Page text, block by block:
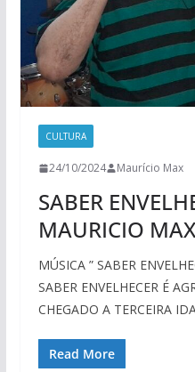
CULTURA
24/10/2024 Maurício Max
SABER
MAURICIO MAX
MÚSICA ” SABER
SABER ENVELHECER É
CHEGADO A TERCEIRA
Read More